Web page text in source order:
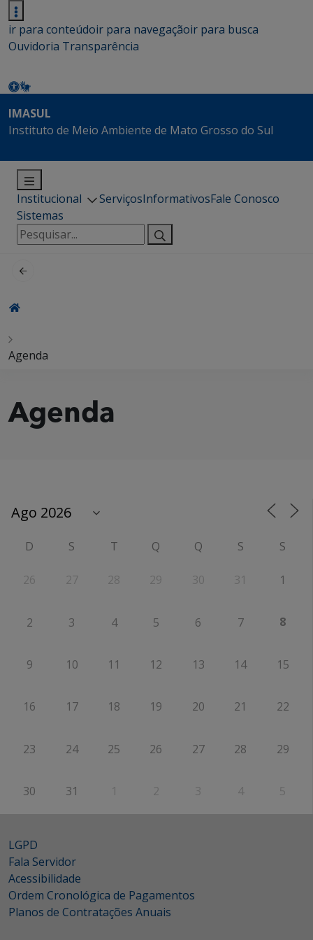
ir para conteúdoir para navegaçãoir para busca
Ouvidoria Transparência
IMASUL
Instituto de Meio Ambiente de Mato Grosso do Sul
Institucional ServiçosInformativosFale Conosco
Sistemas
Pesquisar
por:
Agenda
Agenda
D S T Q Q S S
26 27 28 29 30 31 1
2 3 4 5 6 7 8
9 10 11 12 13 14 15
16 17 18 19 20 21 22
23 24 25 26 27 28 29
30 31 1 2 3 4 5
LGPD
Fala Servidor
Acessibilidade
Ordem Cronológica de Pagamentos
Planos de Contratações Anuais